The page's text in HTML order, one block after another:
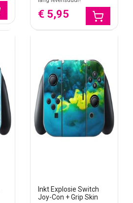
€ 5,95
Inkt Explosie Switch
Joy-Con + Grip Skin